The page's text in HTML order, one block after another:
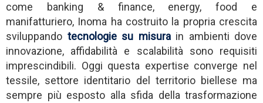
come banking & finance, energy, food e
manifatturiero, Inoma ha costruito la propria crescita
sviluppando tecnologie su misurain ambienti dove
innovazione, affidabilità e scalabilità sono requisiti
imprescindibili. Oggi questa expertise converge nel
tessile, settore identitario del territorio biellese ma
sempre più esposto alla sfida della trasformazione